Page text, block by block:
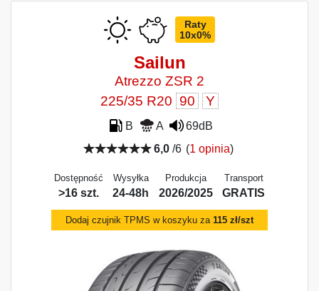
Raty
10x0%
Sailun
Atrezzo ZSR 2
225/35 R20 90 Y
B A
69dB
6,0/6 (1 opinia)
Dostępność
>16 szt.
Wysyłka
24-48h
Produkcja
2026/2025
Transport
GRATIS
Dodaj czujnik TPMS w koszyku za 115 zł/szt